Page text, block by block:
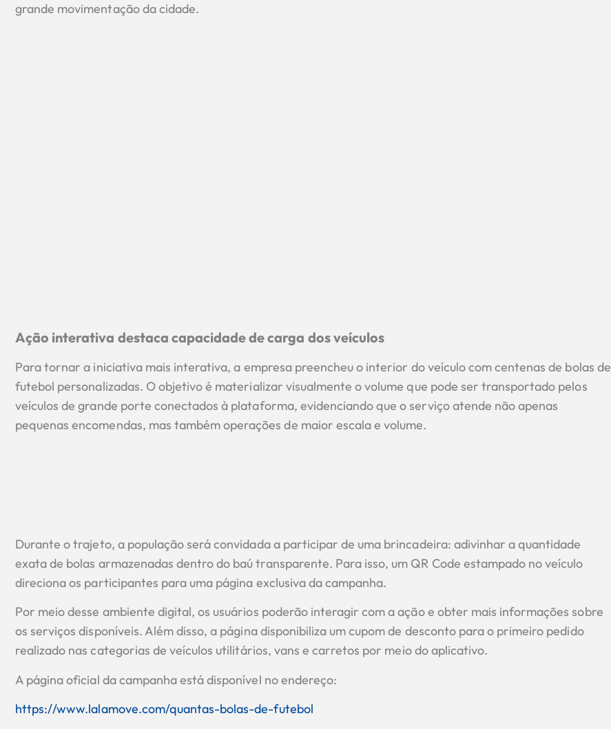
grande movimentação da cidade.
Ação interativa destaca capacidade de carga dos veículos
Para tornar a iniciativa mais interativa, a empresa preencheu o interior do veículo com centenas de bolas de
futebol personalizadas. O objetivo é materializar visualmente o volume que pode ser transportado pelos
veículos de grande porte conectados à plataforma, evidenciando que o serviço atende não apenas
pequenas encomendas, mas também operações de maior escala e volume.
Durante o trajeto, a população será convidada a participar de uma brincadeira: adivinhar a quantidade
exata de bolas armazenadas dentro do baú transparente. Para isso, um QR Code estampado no veículo
direciona os participantes para uma página exclusiva da campanha.
Por meio desse ambiente digital, os usuários poderão interagir com a ação e obter mais informações sobre
os serviços disponíveis. Além disso, a página disponibiliza um cupom de desconto para o primeiro pedido
realizado nas categorias de veículos utilitários, vans e carretos por meio do aplicativo.
A página oficial da campanha está disponível no endereço:
https://www.lalamove.com/quantas-bolas-de-futebol